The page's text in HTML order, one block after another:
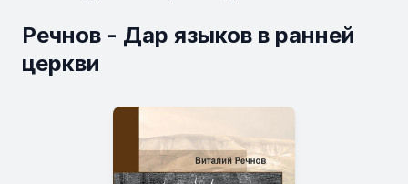
Речнов - Дар языков в ранней
церкви